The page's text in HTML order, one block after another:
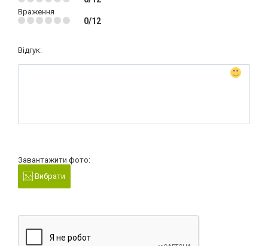
Враження
0/12
Відгук:
Завантажити фото:
Вибрати